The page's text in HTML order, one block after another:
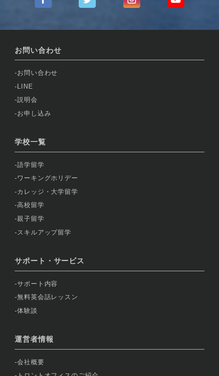
お問い合わせ
お問い合わせ
LINE
説明会
お申し込み
学校一覧
語学留学
ワーキングホリデー
カレッジ・大学留学
高校留学
親子留学
スキルアップ留学
サポート・サービス
サポート内容
無料英会話レッスン
体験談
運営者情報
会社概要